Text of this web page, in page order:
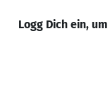
Logg Dich ein,